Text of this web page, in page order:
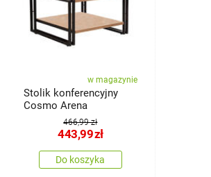
w magazynie
Stolik konferencyjny
Cosmo Arena
466,99 zł
443,99zł
Do koszyka